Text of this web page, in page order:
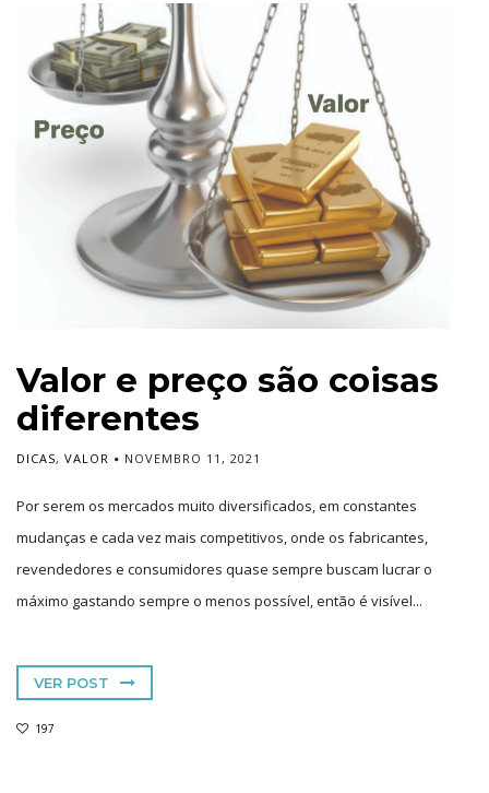
Valor e preço são coisas
diferentes
DICAS, VALOR NOVEMBRO 11, 2021
Por serem os mercados muito diversificados, em constantes
mudanças e cada vez mais competitivos, onde os fabricantes,
revendedores e consumidores quase sempre buscam lucrar o
máximo gastando sempre o menos possível, então é visível...
VER POST
197